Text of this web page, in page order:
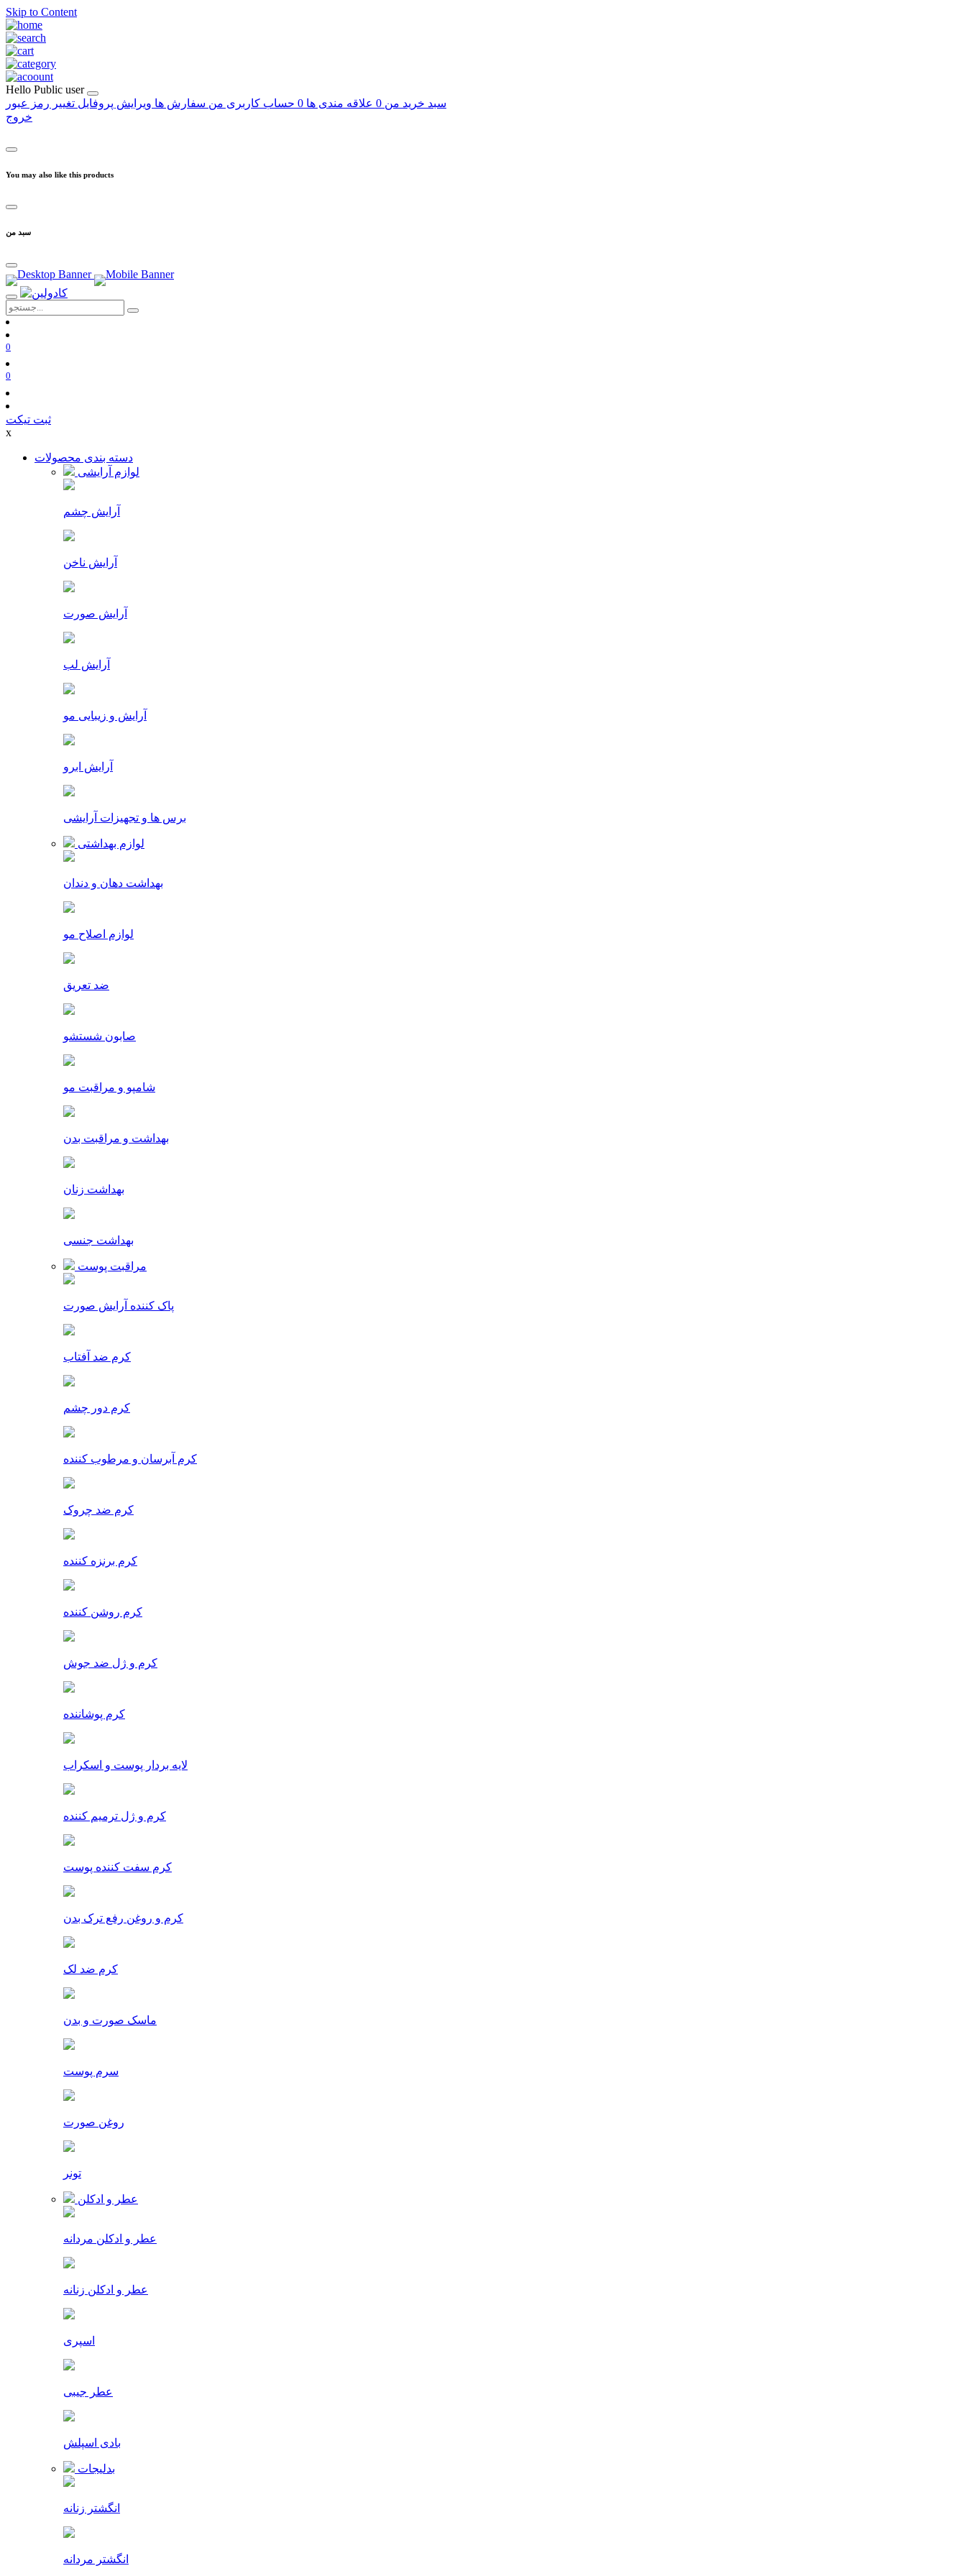
Skip to Content
Hello Public user
سبد خرید من 0 علاقه مندی ها 0 حساب کاربری من سفارش ها ویرایش پروفایل تغییر رمز عبور
خروج
You may also like this products
سبد من
0
0
ثبت تیکت
x
دسته بندی محصولات
لوازم آرایشی
آرایش چشم
آرایش ناخن
آرایش صورت
آرایش لب
آرایش و زیبایی مو
آرایش ابرو
برس ها و تجهیزات آرایشی
لوازم بهداشتی
بهداشت دهان و دندان
لوازم اصلاح مو
ضد تعریق
صابون شستشو
شامپو و مراقبت مو
بهداشت و مراقبت بدن
بهداشت زنان
بهداشت جنسی
مراقبت پوست
پاک کننده آرایش صورت
کرم ضد آفتاب
کرم دور چشم
کرم آبرسان و مرطوب کننده
کرم ضد چروک
کرم برنزه کننده
کرم روشن کننده
کرم و ژل ضد جوش
کرم پوشاننده
لایه بردار پوست و اسکراب
کرم و ژل ترمیم کننده
کرم سفت کننده پوست
کرم و روغن رفع ترک بدن
کرم ضد لک
ماسک صورت و بدن
سرم پوست
روغن صورت
تونر
عطر و ادکلن
عطر و ادکلن مردانه
عطر و ادکلن زنانه
اسپری
عطر جیبی
بادی اسپلش
بدلیجات
انگشتر زنانه
انگشتر مردانه